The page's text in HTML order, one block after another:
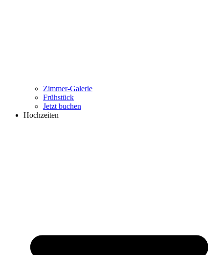
Zimmer-Galerie
Frühstück
Jetzt buchen
Hochzeiten